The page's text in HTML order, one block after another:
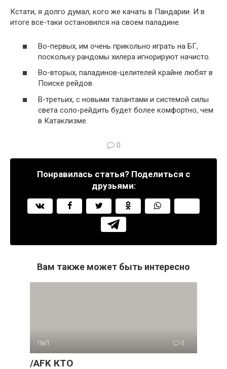
Кстати, я долго думал, кого же качать в Пандарии. И в
итоге все-таки остановился на своем паладине.
Во-первых, им очень прикольно играть на БГ,
поскольку рандомы хилера игнорируют начисто.
Во-вторых, паладинов-целителей крайне любят в
Поиске рейдов.
В-третьих, с новыми талантами и системой силы
света соло-рейдить будет более комфортно, чем
в Катаклизме.
0
Понравилась статья? Поделиться с
друзьями:
Вам также может быть интересно
ПвП 0
/AFK КТО